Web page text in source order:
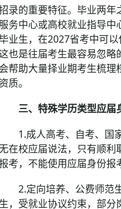
录的重要特征。毕业两年
务中心或高校就业指导中
业生，在2027省考中可以
也是往届考生最容易忽
帮助大量择业期考生梳理
质。
、特殊学历类型应届
成人高考、自考、国家
在校应届说法，只有顺
考，不能使用应届身份报
定向培养、公费师范生
，受就业协议约束，部